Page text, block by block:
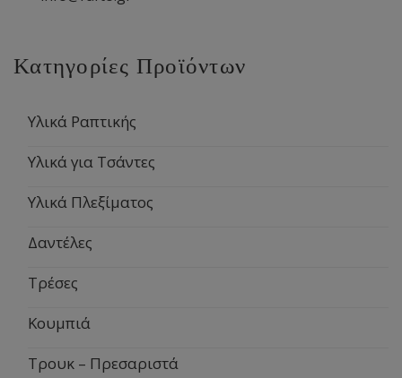
Κατηγορίες Προϊόντων
Υλικά Ραπτικής
Υλικά για Τσάντες
Υλικά Πλεξίματος
Δαντέλες
Τρέσες
Κουμπιά
Τρουκ – Πρεσαριστά